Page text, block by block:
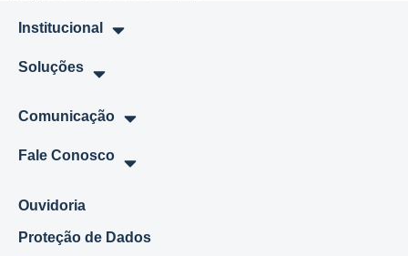
Institucional
Soluções
Comunicação
Fale Conosco
Ouvidoria
Proteção de Dados